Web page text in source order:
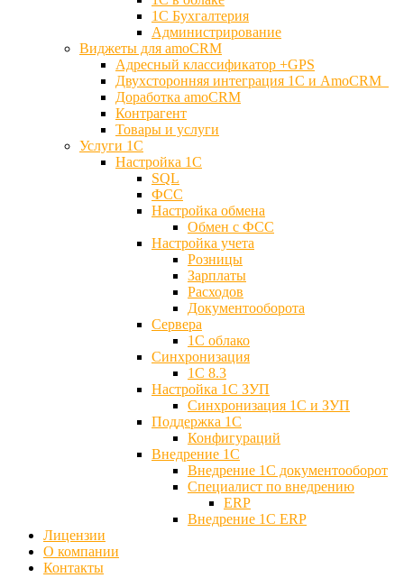
1С Бухгалтерия
Администрирование
Виджеты для amoCRM
Адресный классификатор +GPS
Двухсторонняя интеграция 1С и AmoCRM
Доработка amoCRM
Контрагент
Товары и услуги
Услуги 1С
Настройка 1С
SQL
ФСС
Настройка обмена
Обмен с ФСС
Настройка учета
Розницы
Зарплаты
Расходов
Документооборота
Сервера
1С облако
Синхронизация
1С 8.3
Настройка 1С ЗУП
Синхронизация 1С и ЗУП
Поддержка 1С
Конфигураций
Внедрение 1С
Внедрение 1С документооборот
Специалист по внедрению
ERP
Внедрение 1С ERP
Лицензии
О компании
Контакты